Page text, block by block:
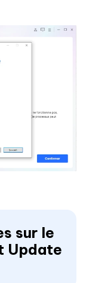
sur le
Update